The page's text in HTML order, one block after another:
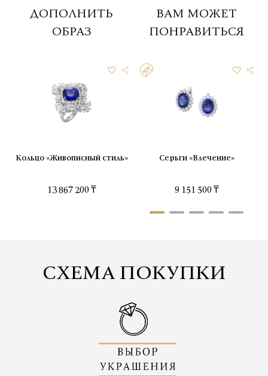
ДОПОЛНИТЬ
ОБРАЗ
Кольцо «Живописный стиль»
13 867 200 ₸
ВАМ МОЖЕТ
ПОНРАВИТЬСЯ
Серьги «Влечение»
9 151 500 ₸
СХЕМА ПОКУПКИ